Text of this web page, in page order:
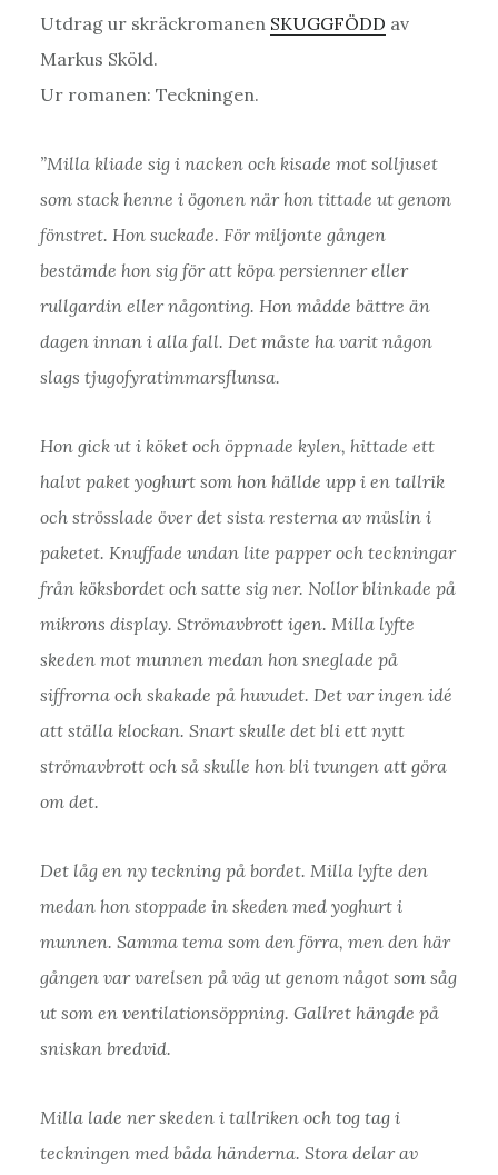
Utdrag ur skräckromanen SKUGGFÖDD av
Markus Sköld.
Ur romanen: Teckningen.
”Milla kliade sig i nacken och kisade mot solljuset
som stack henne i ögonen när hon tittade ut genom
fönstret. Hon suckade. För miljonte gången
bestämde hon sig för att köpa persienner eller
rullgardin eller någonting. Hon mådde bättre än
dagen innan i alla fall. Det måste ha varit någon
slags tjugofyratimmarsflunsa.
Hon gick ut i köket och öppnade kylen, hittade ett
halvt paket yoghurt som hon hällde upp i en tallrik
och strösslade över det sista resterna av müslin i
paketet. Knuffade undan lite papper och teckningar
från köksbordet och satte sig ner. Nollor blinkade på
mikrons display. Strömavbrott igen. Milla lyfte
skeden mot munnen medan hon sneglade på
siffrorna och skakade på huvudet. Det var ingen idé
att ställa klockan. Snart skulle det bli ett nytt
strömavbrott och så skulle hon bli tvungen att göra
om det.
Det låg en ny teckning på bordet. Milla lyfte den
medan hon stoppade in skeden med yoghurt i
munnen. Samma tema som den förra, men den här
gången var varelsen på väg ut genom något som såg
ut som en ventilationsöppning. Gallret hängde på
sniskan bredvid.
Milla lade ner skeden i tallriken och tog tag i
teckningen med båda händerna. Stora delar av